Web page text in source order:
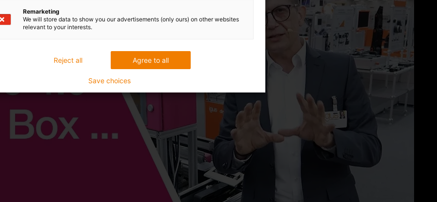
Remarketing
We will store data to show you our advertisements (only ours) on other websites
relevant to your interests.
Agree to all
Reject all
Save choices